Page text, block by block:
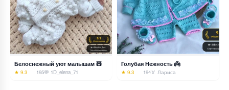
Белоснежный уют малышам 🧸
★ 9.3 195💬 1D_elena_71
Голубая Нежность 👼
★ 9.3 194🏅 Лариса